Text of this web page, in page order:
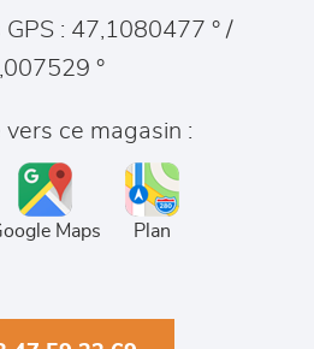
: 47,1080477 ° /
°
vers ce magasin :
Maps Plan